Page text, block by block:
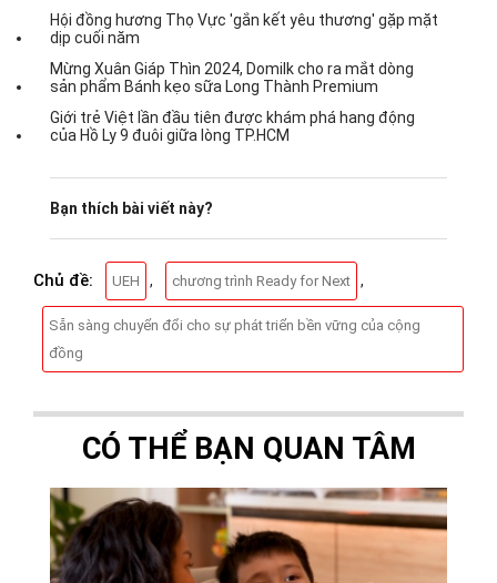
Hội đồng hương Thọ Vực 'gắn kết yêu thương' gặp mặt
dịp cuối năm
Mừng Xuân Giáp Thìn 2024, Domilk cho ra mắt dòng
sản phẩm Bánh kẹo sữa Long Thành Premium
Giới trẻ Việt lần đầu tiên được khám phá hang động
của Hồ Ly 9 đuôi giữa lòng TP.HCM
Bạn thích bài viết này?
Chủ đề: UEH , chương trình Ready for Next ,
Sẵn sàng chuyển đổi cho sự phát triển bền vững của cộng
đồng
CÓ THỂ BẠN QUAN TÂM